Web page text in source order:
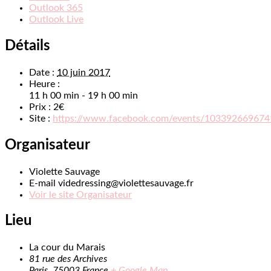
Outlook 365
Outlook Live
Détails
Date : 10 juin 2017
Heure :
11 h 00 min - 19 h 00 min
Prix : 2€
Site : https://www.facebook.com/events/
Organisateur
Violette Sauvage
E-mail videdressing@violettesauvage.fr
Voir le site Organisateur
Lieu
La cour du Marais
81 rue des Archives